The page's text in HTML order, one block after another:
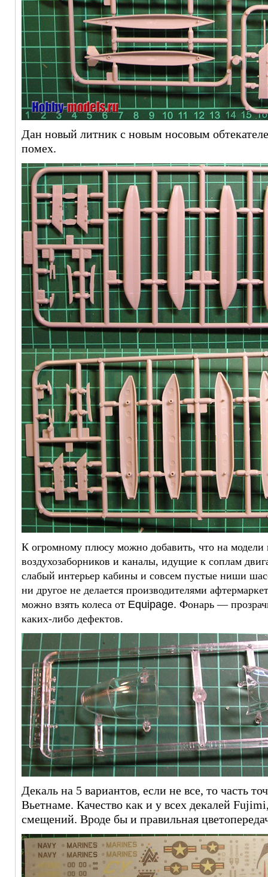
Дан новый литник с новым носовым
помех.
К огромному плюсу можно добавить, что на модели
воздухозаборников и каналы, идущие к соплам
слабый интерьер кабины и совсем пустые ниши
ни другое не делается производителями
можно взять колеса от Equipage. Фонарь —
каких-либо дефектов.
Декаль на 5 вариантов, если не все, то часть
Вьетнаме. Качество как и у всех декалей
смещений. Вроде бы и правильная